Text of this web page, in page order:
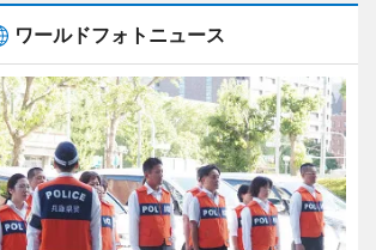
ワールドフォトニュース